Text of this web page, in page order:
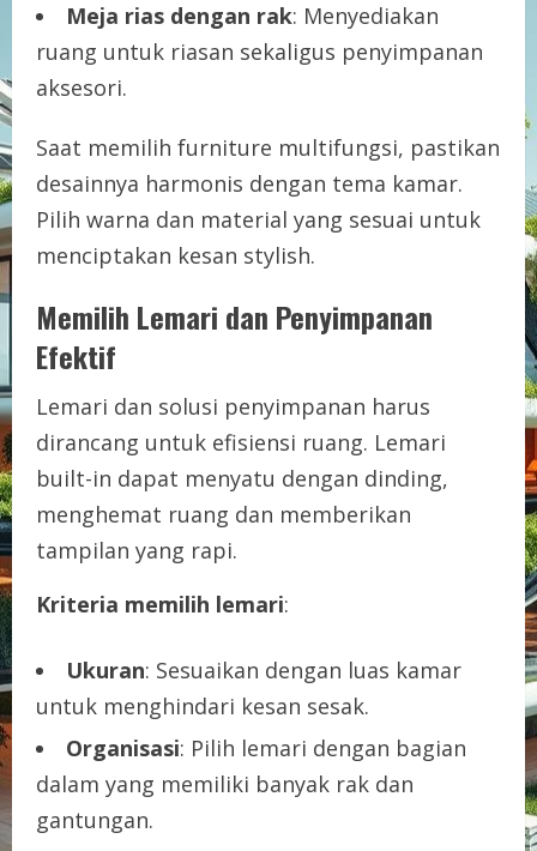
Meja rias dengan rak: Menyediakan
ruang untuk riasan sekaligus penyimpanan
aksesori.
Saat memilih furniture multifungsi, pastikan
desainnya harmonis dengan tema kamar.
Pilih warna dan material yang sesuai untuk
menciptakan kesan stylish.
Memilih Lemari dan Penyimpanan
Efektif
Lemari dan solusi penyimpanan harus
dirancang untuk efisiensi ruang. Lemari
built-in dapat menyatu dengan dinding,
menghemat ruang dan memberikan
tampilan yang rapi.
Kriteria memilih lemari:
Ukuran: Sesuaikan dengan luas kamar
untuk menghindari kesan sesak.
Organisasi: Pilih lemari dengan bagian
dalam yang memiliki banyak rak dan
gantungan.